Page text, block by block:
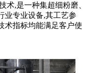
术,是一种集超细粉磨、
业专业设备,其工艺参
术指标均能满足客户使